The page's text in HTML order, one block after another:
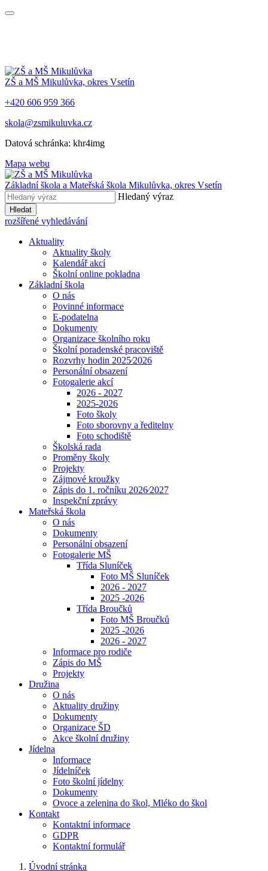
ZŠ a MŠ Mikulůvka, okres Vsetín
+420 606 959 366
skola@zsmikuluvka.cz
Datová schránka: khr4img
Mapa webu
Základní škola a Mateřská škola Mikulůvka, okres Vsetín
Hledaný výraz
Hledat
rozšířené vyhledávání
Aktuality
Aktuality školy
Kalendář akcí
Školní online pokladna
Základní škola
O nás
Povinné informace
E-podatelna
Dokumenty
Organizace školního roku
Školní poradenské pracoviště
Rozvrhy hodin 2025⁄2026
Personální obsazení
Fotogalerie akcí
2026 - 2027
2025-2026
Foto školy
Foto sborovny a ředitelny
Foto schodiště
Školská rada
Proměny školy
Projekty
Zájmové kroužky
Zápis do 1. ročníku 2026⁄2027
Inspekční zprávy
Mateřská škola
O nás
Dokumenty
Personální obsazení
Fotogalerie MŠ
Třída Sluníček
Foto MŠ Sluníček
2026 - 2027
2025 -2026
Třída Broučků
Foto MŠ Broučků
2025 -2026
2026 - 2027
Informace pro rodiče
Zápis do MŠ
Projekty
Družina
O nás
Aktuality družiny
Dokumenty
Organizace ŠD
Akce školní družiny
Jídelna
Informace
Jídelníček
Foto školní jídelny
Dokumenty
Ovoce a zelenina do škol, Mléko do škol
Kontakt
Kontaktní informace
GDPR
Kontaktní formulář
Úvodní stránka